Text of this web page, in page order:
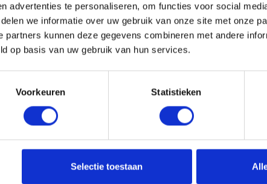
advertenties te personaliseren, om functies voor social
we informatie over uw gebruik van onze site met onze
partners kunnen deze gegevens combineren met andere
op basis van uw gebruik van hun services.
Voorkeuren Statistieken
Selectie toestaan